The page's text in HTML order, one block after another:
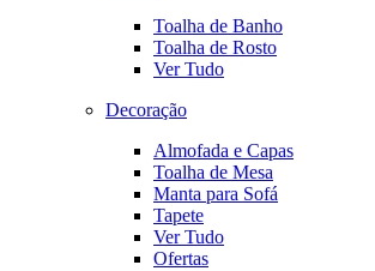
Toalha de Banho
Toalha de Rosto
Ver Tudo
Decoração
Almofada e Capas
Toalha de Mesa
Manta para Sofá
Tapete
Ver Tudo
Ofertas